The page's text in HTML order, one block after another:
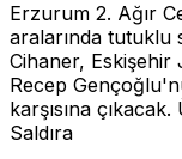
Erzurum 2. Ağır
aralarında tutuklu
Cihaner, Eskişehir
Recep
karşısına
Saldıra